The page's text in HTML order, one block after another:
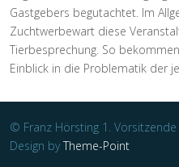
Gastgebers begutachtet. Im
Zuchtwerbewart diese
Tierbesprechung. So
Einblick in die Problematik der
© Franz Hörsting 1.
Design byTheme-Point